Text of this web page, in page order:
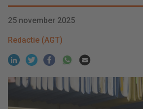
25 november 2025
Redactie (AGT)